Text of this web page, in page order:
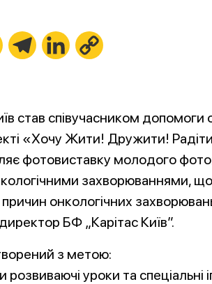
FacebookTelegramLinkedIn
став співучасником
«Хочу Жити! Дружити!
фотовиставку молодого
захворюваннями,
онкологічних
БФ „Карітас Київ”.
з метою:
розвиваючі уроки та спеціальні